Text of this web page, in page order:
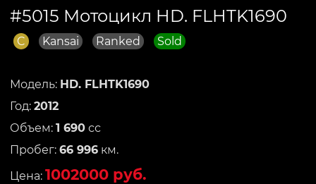
#5015 Мотоцикл HD. FLHTK1690
C Kansai Ranked Sold
Модель: HD. FLHTK1690
Год: 2012
Объем: 1 690 сс
Пробег: 66 996 км.
Цена: 1002000 руб.